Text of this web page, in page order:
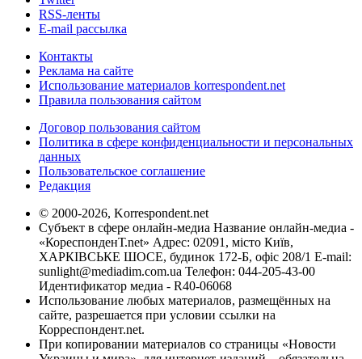
RSS-ленты
E-mail рассылка
Контакты
Реклама на сайте
Использование материалов korrespondent.net
Правила пользования сайтом
Договор пользования сайтом
Политика в сфере конфиденциальности и персональных
данных
Пользовательское соглашение
Редакция
© 2000-2026, Korrespondent.net
Субъект в сфере онлайн-медиа Название онлайн-медиа -
«КореспонденТ.net» Адрес: 02091, місто Київ,
ХАРКІВСЬКЕ ШОСЕ, будинок 172-Б, офіс 208/1 E-mail:
sunlight@mediadim.com.ua Телефон: 044-205-43-00
Идентификатор медиа - R40-06068
Использование любых материалов, размещённых на
сайте, разрешается при условии ссылки на
Корреспондент.net.
При копировании материалов со страницы «Новости